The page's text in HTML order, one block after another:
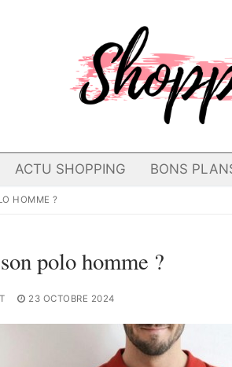
ACTU SHOPPING BONS
HOMME ?
polo homme ?
23 OCTOBRE 2024